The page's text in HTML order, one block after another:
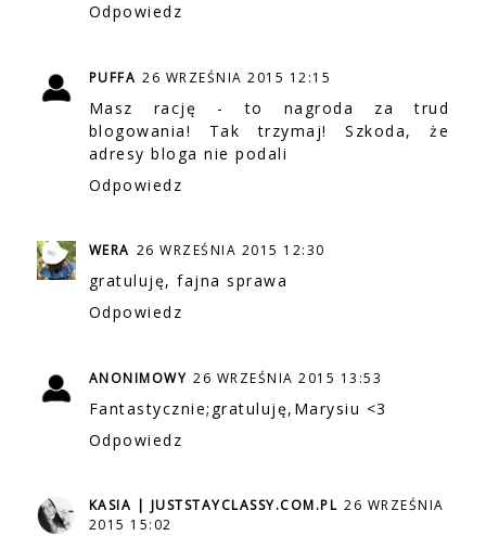
Odpowiedz
PUFFA 26 WRZEŚNIA 2015 12:15
Masz rację - to nagroda za trud
blogowania! Tak trzymaj! Szkoda, że
adresy bloga nie podali
Odpowiedz
WERA 26 WRZEŚNIA 2015 12:30
gratuluję, fajna sprawa
Odpowiedz
ANONIMOWY 26 WRZEŚNIA 2015 13:53
Fantastycznie;gratuluję,Marysiu <3
Odpowiedz
KASIA | JUSTSTAYCLASSY.COM.PL 26 WRZEŚNIA
2015 15:02